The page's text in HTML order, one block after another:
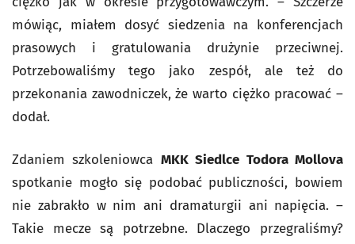
mówiąc, miałem dosyć siedzenia na konferencjach
prasowych i gratulowania drużynie przeciwnej.
Potrzebowaliśmy tego jako zespół, ale też do
przekonania zawodniczek, że warto ciężko pracować –
dodał.
Zdaniem szkoleniowca MKK Siedlce Todora Mollova
spotkanie mogło się podobać publiczności, bowiem
nie zabrakło w nim ani dramaturgii ani napięcia. –
Takie mecze są potrzebne. Dlaczego przegraliśmy?